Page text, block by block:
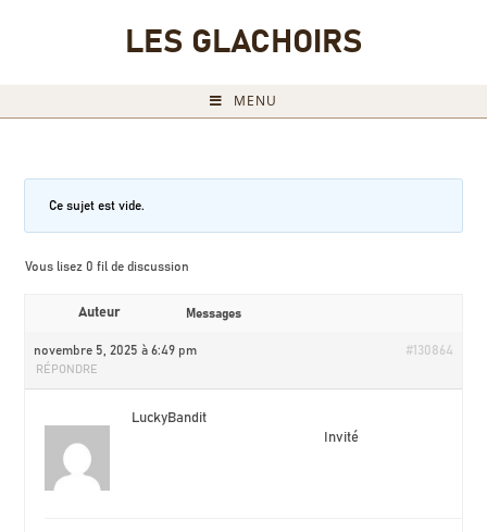
LES GLACHOIRS
MENU
Ce sujet est vide.
Vous lisez 0 fil de discussion
Auteur Messages
novembre 5, 2025 à 6:49 pm #130864
RÉPONDRE
LuckyBandit
Invité